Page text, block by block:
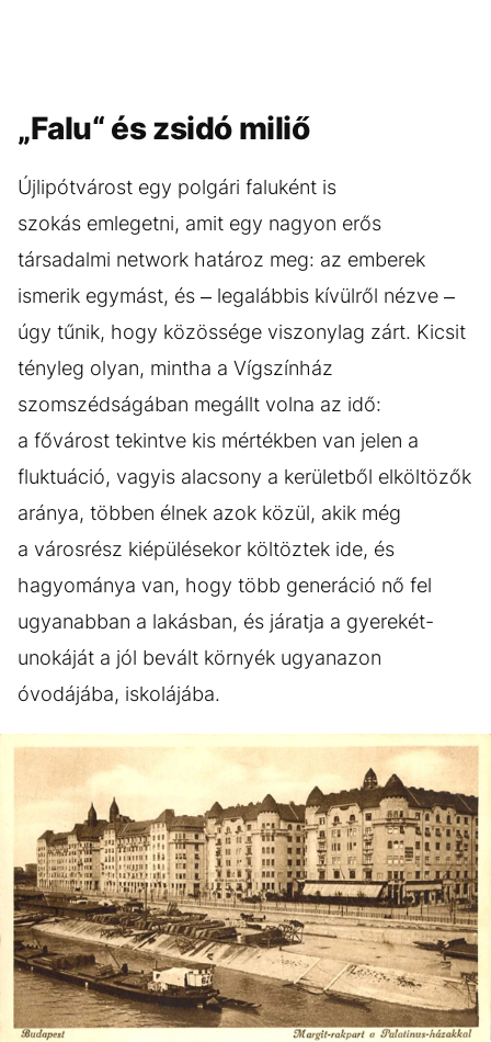
„Falu“ és zsidó miliő
Újlipótvárost egy polgári faluként is
szokás emlegetni, amit egy nagyon erős
társadalmi network határoz meg: az emberek
ismerik egymást, és – legalábbis kívülről nézve –
úgy tűnik, hogy közössége viszonylag zárt. Kicsit
tényleg olyan, mintha a Vígszínház
szomszédságában megállt volna az idő:
a fővárost tekintve kis mértékben van jelen a
fluktuáció, vagyis alacsony a kerületből elköltözők
aránya, többen élnek azok közül, akik még
a városrész kiépülésekor költöztek ide, és
hagyománya van, hogy több generáció nő fel
ugyanabban a lakásban, és járatja a gyerekét-
unokáját a jól bevált környék ugyanazon
óvodájába, iskolájába.